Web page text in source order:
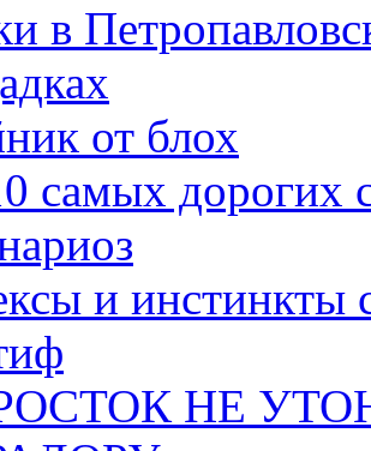
в
от блох
самых дорогих
и инстинкты
НЕ